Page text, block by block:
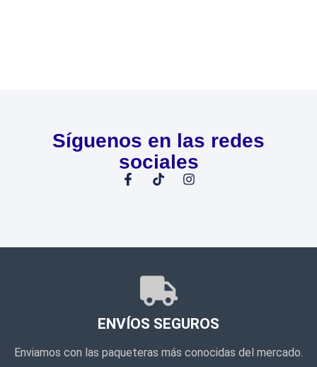
Síguenos en las redes
sociales
ENVÍOS SEGUROS
Enviamos con las paqueteras más conocidas del mercado.